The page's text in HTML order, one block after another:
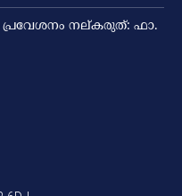
നല്കരുത്: ഫാ.